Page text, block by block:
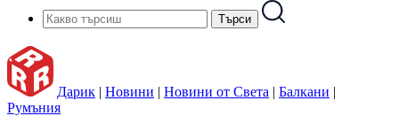
Дарик | Новини | Новини от Света | Балкани |
Румъния